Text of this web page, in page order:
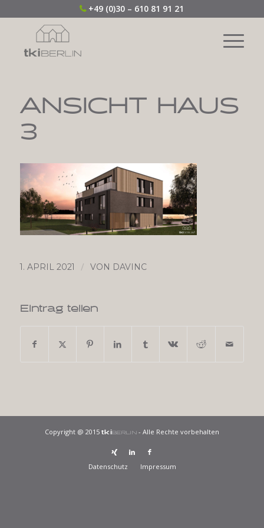
+49 (0)30 – 610 81 91 21
ANSICHT HAUS
3
1. APRIL 2021 / VON DAVINC
Eintrag teilen
Copyright @ 2015 tkiBERLIN - Alle Rechte vorbehalten
Datenschutz Impressum